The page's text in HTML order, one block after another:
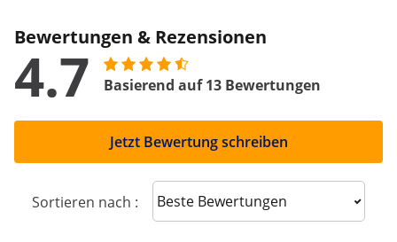
Bewertungen & Rezensionen
4.7 Basierend auf 13 Bewertungen
Jetzt Bewertung schreiben
Sortieren nach : Sort reviews